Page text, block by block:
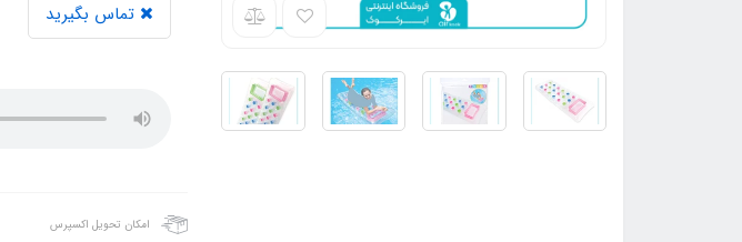
تماس بگیرید
امکان تحویل اکسپرس